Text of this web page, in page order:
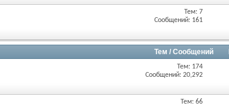
Тем: 7
Сообщений: 161
Тем / Сообщений
Тем: 174
Сообщений: 20,292
Тем: 66